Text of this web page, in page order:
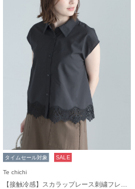
タイムセール対象 SALE
Te chichi